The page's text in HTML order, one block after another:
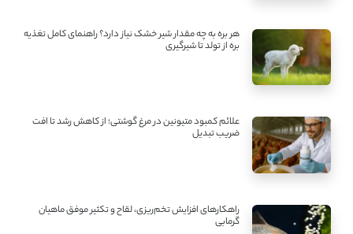
هر بره به چه مقدار شیر خشک نیاز دارد؟ راهنمای کامل تغذیه
بره از تولد تا شیرگیری
علائم کمبود متیونین در مرغ گوشتی؛ از کاهش رشد تا افت
ضریب تبدیل
راهکارهای افزایش تخم‌ریزی، لقاح و تکثیر موفق ماهیان
گرمابی